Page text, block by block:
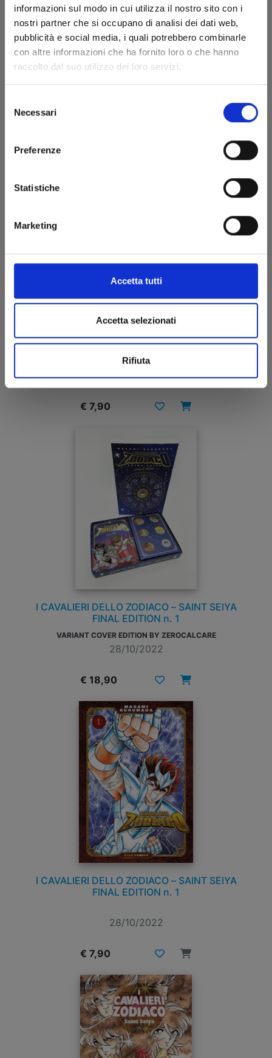
informazioni sul modo in cui utilizza il nostro sito con i
nostri partner che si occupano di analisi dei dati web,
pubblicità e social media, i quali potrebbero combinarle
con altre informazioni che ha fornito loro o che hanno
raccolto dal suo utilizzo dei loro servizi.
delNecessari
Preferenze
Statistiche
Marketing
Accetta tutti
Accetta selezionati
Rifiuta
FINAL EDITION n. 3
FINAL EDITION n. 2
30/11/2022
€ 7,90
I CAVALIERI DELLO ZODIACO – SAINT SEIYA
FINAL EDITION n. 1
VARIANT COVER EDITION BY ZEROCALCARE
28/10/2022
€ 18,90
I CAVALIERI DELLO ZODIACO – SAINT SEIYA
FINAL EDITION n. 1
28/10/2022
€ 7,90